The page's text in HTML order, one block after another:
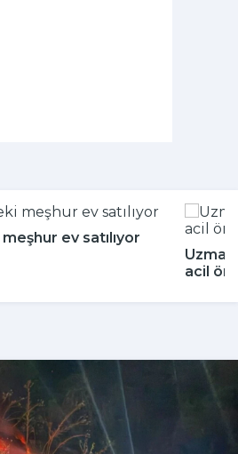
ev satılıyor
acil